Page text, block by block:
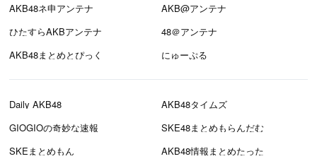
AKB48ネ申アンテナ
AKB@アンテナ
ひたすらAKBアンテナ
48＠アンテナ
AKB48まとめとぴっく
にゅーぷる
Daily AKB48
AKB48タイムズ
GIOGIOの奇妙な速報
SKE48まとめもらんだむ
SKEまとめもん
AKB48情報まとめたった